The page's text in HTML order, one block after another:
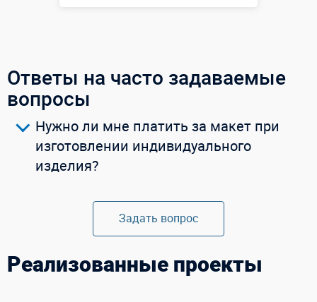
Ответы на часто задаваемые
вопросы
Нужно ли мне платить за макет при
изготовлении индивидуального
изделия?
Задать вопрос
Реализованные проекты